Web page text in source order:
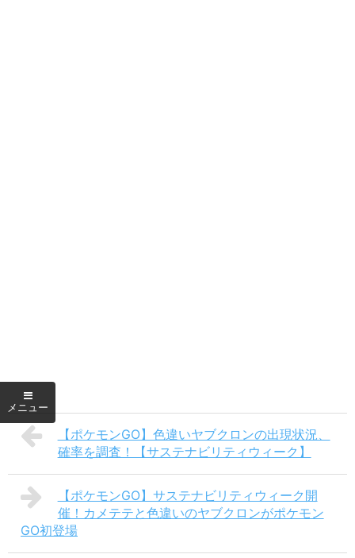
【ポケモンGO】色違いヤブクロンの出現状況、
確率を調査！【サステナビリティウィーク】
【ポケモンGO】サステナビリティウィーク開
催！カメテテと色違いのヤブクロンがポケモン
GO初登場